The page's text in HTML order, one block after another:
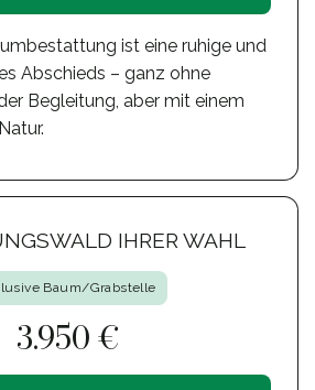
ist eine ruhige und
Abschieds – ganz ohne
Begleitung, aber mit einem
IHRER WAHL
Baum/Grabstelle
3.950 €